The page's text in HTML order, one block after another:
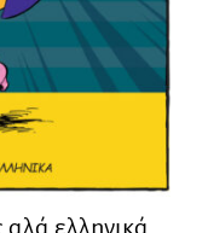
αλά ελληνικά